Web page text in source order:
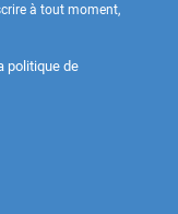
à tout moment,
politique de